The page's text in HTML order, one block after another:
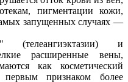
пигментации кожи,
запущенных случаях —
(телеангиэктазии) и
расширенные вены,
как косметический
признаком более